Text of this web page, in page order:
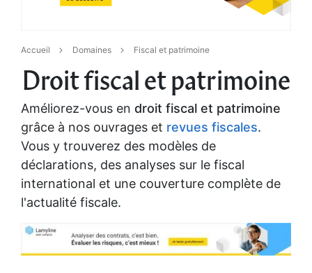
Accueil Domaines Fiscal et patrimoine
Droit fiscal et patrimoine
Améliorez-vous en droit fiscal et patrimoine
grâce à nos ouvrages et revues fiscales.
Vous y trouverez des modèles de
déclarations, des analyses sur le fiscal
international et une couverture complète de
l'actualité fiscale.